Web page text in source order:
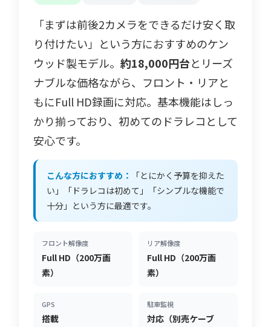
「まずは前後2カメラをできるだけ安く取
り付けたい」という方におすすめのケン
ウッド製モデル。 約18,000円台とリーズ
ナブルな価格ながら、フロント・リアと
もにFull HD録画に対応。基本機能はしっ
かり揃っており、初めてのドラレコとして
安心です。
こんな方におすすめ：
「とにかく予算を抑えた
い」「ドラレコは初めて」「シンプルな機能で
十分」という方に最適です。
フロント解像度
Full HD（200万画
素）
リア解像度
Full HD（200万画
素）
GPS
搭載
駐車監視
対応（別売ケーブ